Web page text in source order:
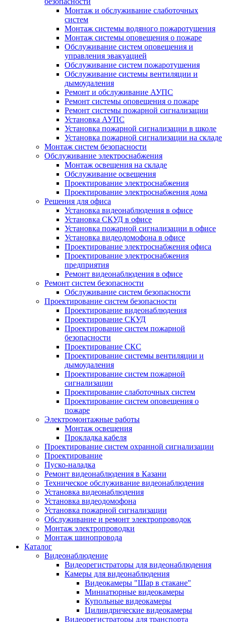
Монтаж и обслуживание слаботочных
систем
Монтаж системы водяного пожаротушения
Монтаж системы оповещения о пожаре
Обслуживание систем оповещения и
управления эвакуацией
Обслуживание систем пожаротушения
Обслуживание системы вентиляции и
дымоудаления
Ремонт и обслуживание АУПС
Ремонт системы оповещения о пожаре
Ремонт системы пожарной сигнализации
Установка АУПС
Установка пожарной сигнализации в школе
Установка пожарной сигнализации на складе
Монтаж систем безопасности
Обслуживание электроснабжения
Монтаж освещения на складе
Обслуживание освещения
Проектирование электроснабжения
Проектирование электроснабжения дома
Решения для офиса
Установка видеонаблюдения в офисе
Установка СКУД в офисе
Установка пожарной сигнализации в офисе
Установка видеодомофона в офисе
Проектирование электроснабжения офиса
Проектирование электроснабжения
предприятия
Ремонт видеонаблюдения в офисе
Ремонт систем безопасности
Обслуживание систем безопасности
Проектирование систем безопасности
Проектирование видеонаблюдения
Проектирование СКУД
Проектирование систем пожарной
безопасности
Проектирование СКС
Проектирование системы вентиляции и
дымоудаления
Проектирование систем пожарной
сигнализации
Проектирование слаботочных систем
Проектирование систем оповещения о
пожаре
Электромонтажные работы
Монтаж освещения
Прокладка кабеля
Проектирование систем охранной сигнализации
Проектирование
Пуско-наладка
Ремонт видеонаблюдения в Казани
Техническое обслуживание видеонаблюдения
Установка видеонаблюдения
Установка видеодомофона
Установка пожарной сигнализации
Обслуживание и ремонт электропроводок
Монтаж электропроводки
Монтаж шинопровода
Каталог
Видеонаблюдение
Видеорегистраторы для видеонаблюдения
Камеры для видеонаблюдения
Видеокамеры "Шар в стакане"
Миниатюрные видеокамеры
Купольные видеокамеры
Цилиндрические видеокамеры
Видеорегистраторы для транспорта